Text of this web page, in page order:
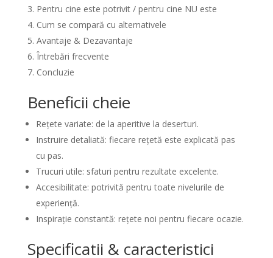
Pentru cine este potrivit / pentru cine NU este
Cum se compară cu alternativele
Avantaje & Dezavantaje
Întrebări frecvente
Concluzie
Beneficii cheie
Rețete variate: de la aperitive la deserturi.
Instruire detaliată: fiecare rețetă este explicată pas
cu pas.
Trucuri utile: sfaturi pentru rezultate excelente.
Accesibilitate: potrivită pentru toate nivelurile de
experiență.
Inspirație constantă: rețete noi pentru fiecare ocazie.
Specificatii & caracteristici